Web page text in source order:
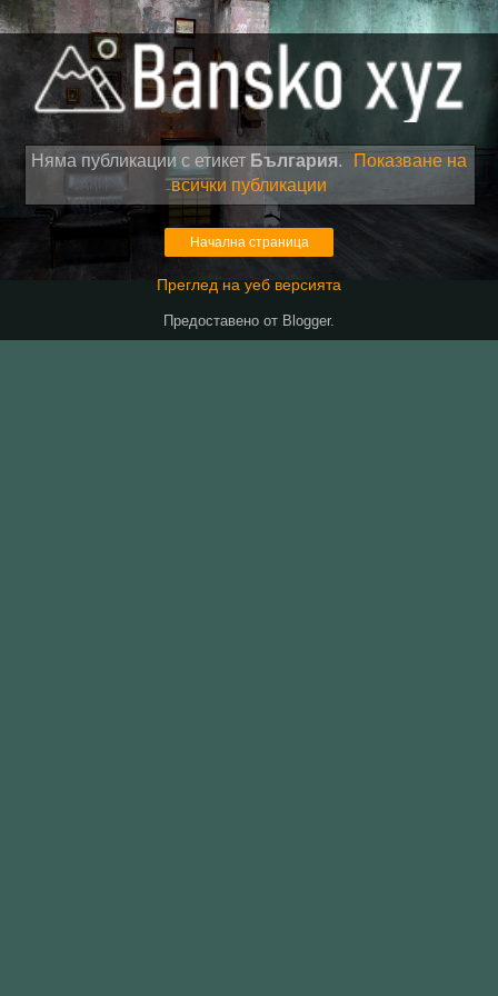
Няма публикации с етикет България.
Показване на
всички публикации
Начална страница
Преглед на уеб версията
Предоставено от Blogger.